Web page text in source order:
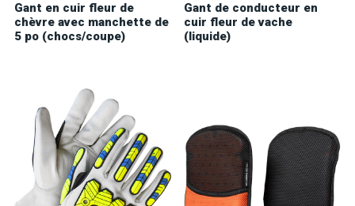
Gant en cuir fleur de
chèvre avec manchette de
5 po (chocs/coupe)
Gant de conducteur en
cuir fleur de vache
(liquide)